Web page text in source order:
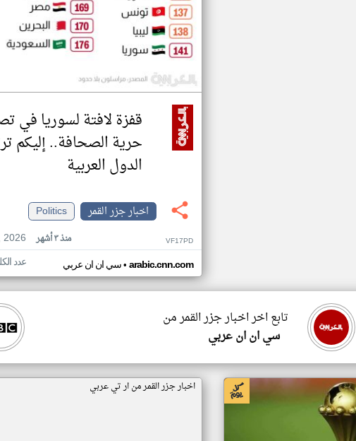
قفزة لافتة لسوريا في
حرية الصحافة.. إليكم
الدول العربية
اخبار جزر القمر
Politics
منذ ٣ أشهر VF17PD
سي ان ان عربي• arabic.cnn.com عدد
تابع اخر اخبار جزر القمر من
سي ان ان عربي
اخبار جزر القمر من ار تي عربي